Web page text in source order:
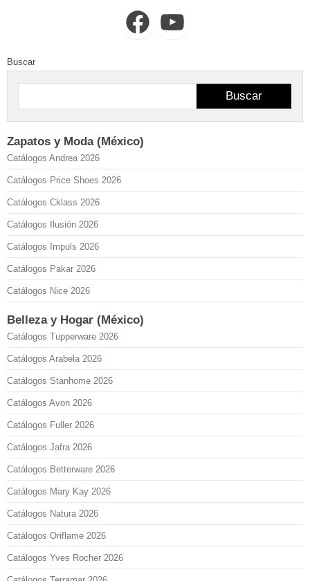
FacebookYouTube
Buscar
Buscar
Zapatos y Moda (México)
Catálogos Andrea 2026
Catálogos Price Shoes 2026
Catálogos Cklass 2026
Catálogos Ilusión 2026
Catálogos Impuls 2026
Catálogos Pakar 2026
Catálogos Nice 2026
Belleza y Hogar (México)
Catálogos Tupperware 2026
Catálogos Arabela 2026
Catálogos Stanhome 2026
Catálogos Avon 2026
Catálogos Fuller 2026
Catálogos Jafra 2026
Catálogos Betterware 2026
Catálogos Mary Kay 2026
Catálogos Natura 2026
Catálogos Oriflame 2026
Catálogos Yves Rocher 2026